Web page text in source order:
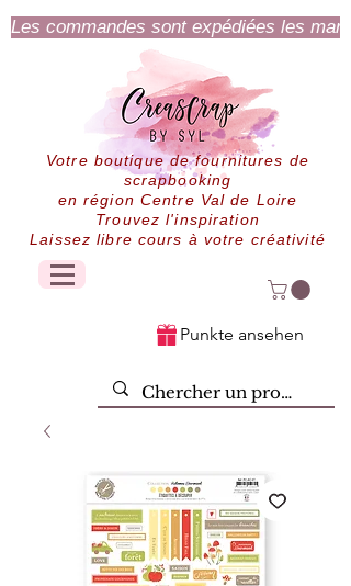
Les commandes sont expédiées les
Votre boutique de fournitures de
scrapbooking
en région Centre Val de Loire
Trouvez l'inspiration
Laissez libre cours à votre créativité
Punkte ansehen